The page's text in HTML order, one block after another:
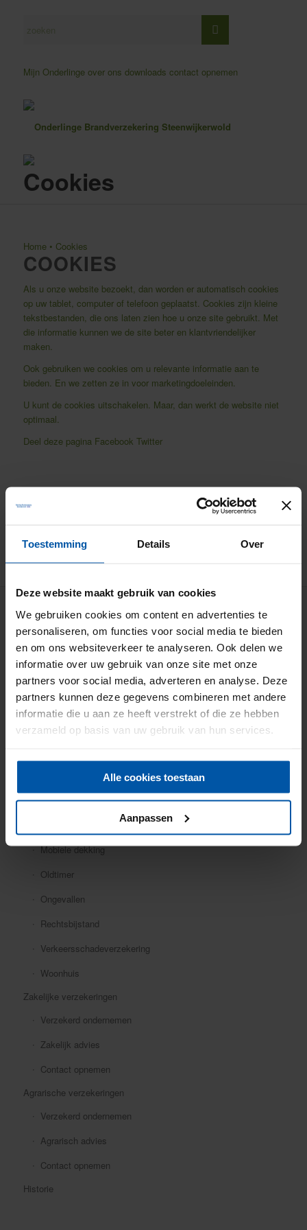
Toestemming Details Over
Deze website maakt gebruik van cookies
We gebruiken cookies om content en advertenties te
personaliseren, om functies voor social media te bieden
en om ons websiteverkeer te analyseren. Ook delen we
informatie over uw gebruik van onze site met onze
partners voor social media, adverteren en analyse. Deze
partners kunnen deze gegevens combineren met andere
informatie die u aan ze heeft verstrekt of die ze hebben
verzameld op basis van uw gebruik van hun services.
Alle cookies toestaan
Aanpassen
Mijn Onderlinge over ons downloads contact opnemen
Cookies
Home• Cookies
COOKIES
Als u onze website bezoekt, dan worden er automatisch cookies
op uw tablet, computer of telefoon geplaatst. Cookies zijn kleine
tekstbestanden, die ons laten zien hoe u onze site gebruikt. Met
die informatie kunnen we de site beter en klantvriendelijker
maken.
Ook gebruiken we cookies om u relevante informatie aan te
bieden. En we zetten ze in voor marketingdoeleinden.
U kunt de cookies uitschakelen. Maar, dan werkt de website niet
optimaal.
Deel deze pagina Facebook Twitter
Particuliere verzekeringen
Aansprakelijkheid
Auto
Bromfiets
Caravan
Inboedel
Mobiele dekking
Oldtimer
Ongevallen
Rechtsbijstand
Verkeersschadeverzekering
Woonhuis
Zakelijke verzekeringen
Verzekerd ondernemen
Zakelijk advies
Contact opnemen
Agrarische verzekeringen
Verzekerd ondernemen
Agrarisch advies
Contact opnemen
Historie